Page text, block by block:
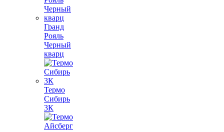
Гранд
Рояль
Черный
кварц
Термо
Сибирь
3К